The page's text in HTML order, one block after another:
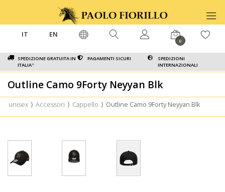
SPEDIZIONE GRATUITA IN
ITALIA*
PAGAMENTI SICURI
SPEDIZIONI
INTERNAZIONALI
IT EN
0
Outline Camo 9Forty Neyyan Blk
unisex ⟩ Accessori ⟩ Cappello ⟩ Outline Camo 9Forty Neyyan Blk